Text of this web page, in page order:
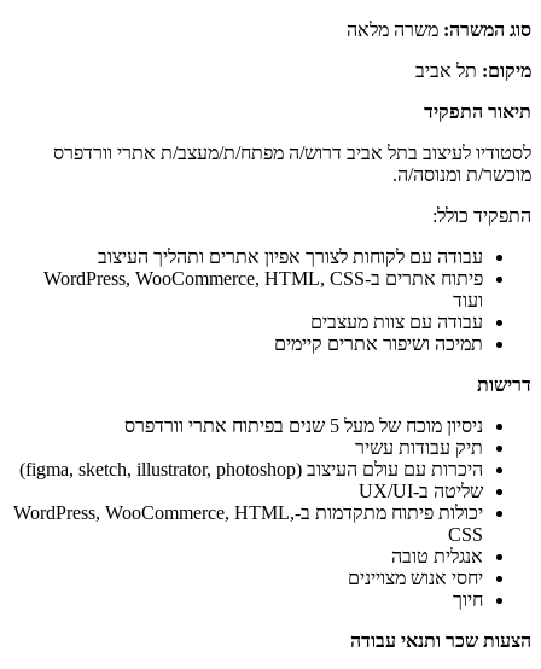
סוג המשרה: משרה מלאה
מיקום: תל אביב
תיאור התפקיד
לסטודיו לעיצוב בתל אביב דרוש/ה מפתח/ת/מעצב/ת אתרי וורדפרס
מוכשר/ת ומנוסה/ה.
התפקיד כולל:
עבודה עם לקוחות לצורך אפיון אתרים ותהליך העיצוב
פיתוח אתרים ב-WordPress, WooCommerce, HTML, CSS
ועוד
עבודה עם צוות מעצבים
תמיכה ושיפור אתרים קיימים
דרישות
ניסיון מוכח של מעל 5 שנים בפיתוח אתרי וורדפרס
תיק עבודות עשיר
היכרות עם עולם העיצוב (figma, sketch, illustrator, photoshop)
שליטה ב-UX/UI
יכולות פיתוח מתקדמות ב-WordPress, WooCommerce, HTML,
CSS
אנגלית טובה
יחסי אנוש מצויינים
חיוך
הצעות שכר ותנאי עבודה